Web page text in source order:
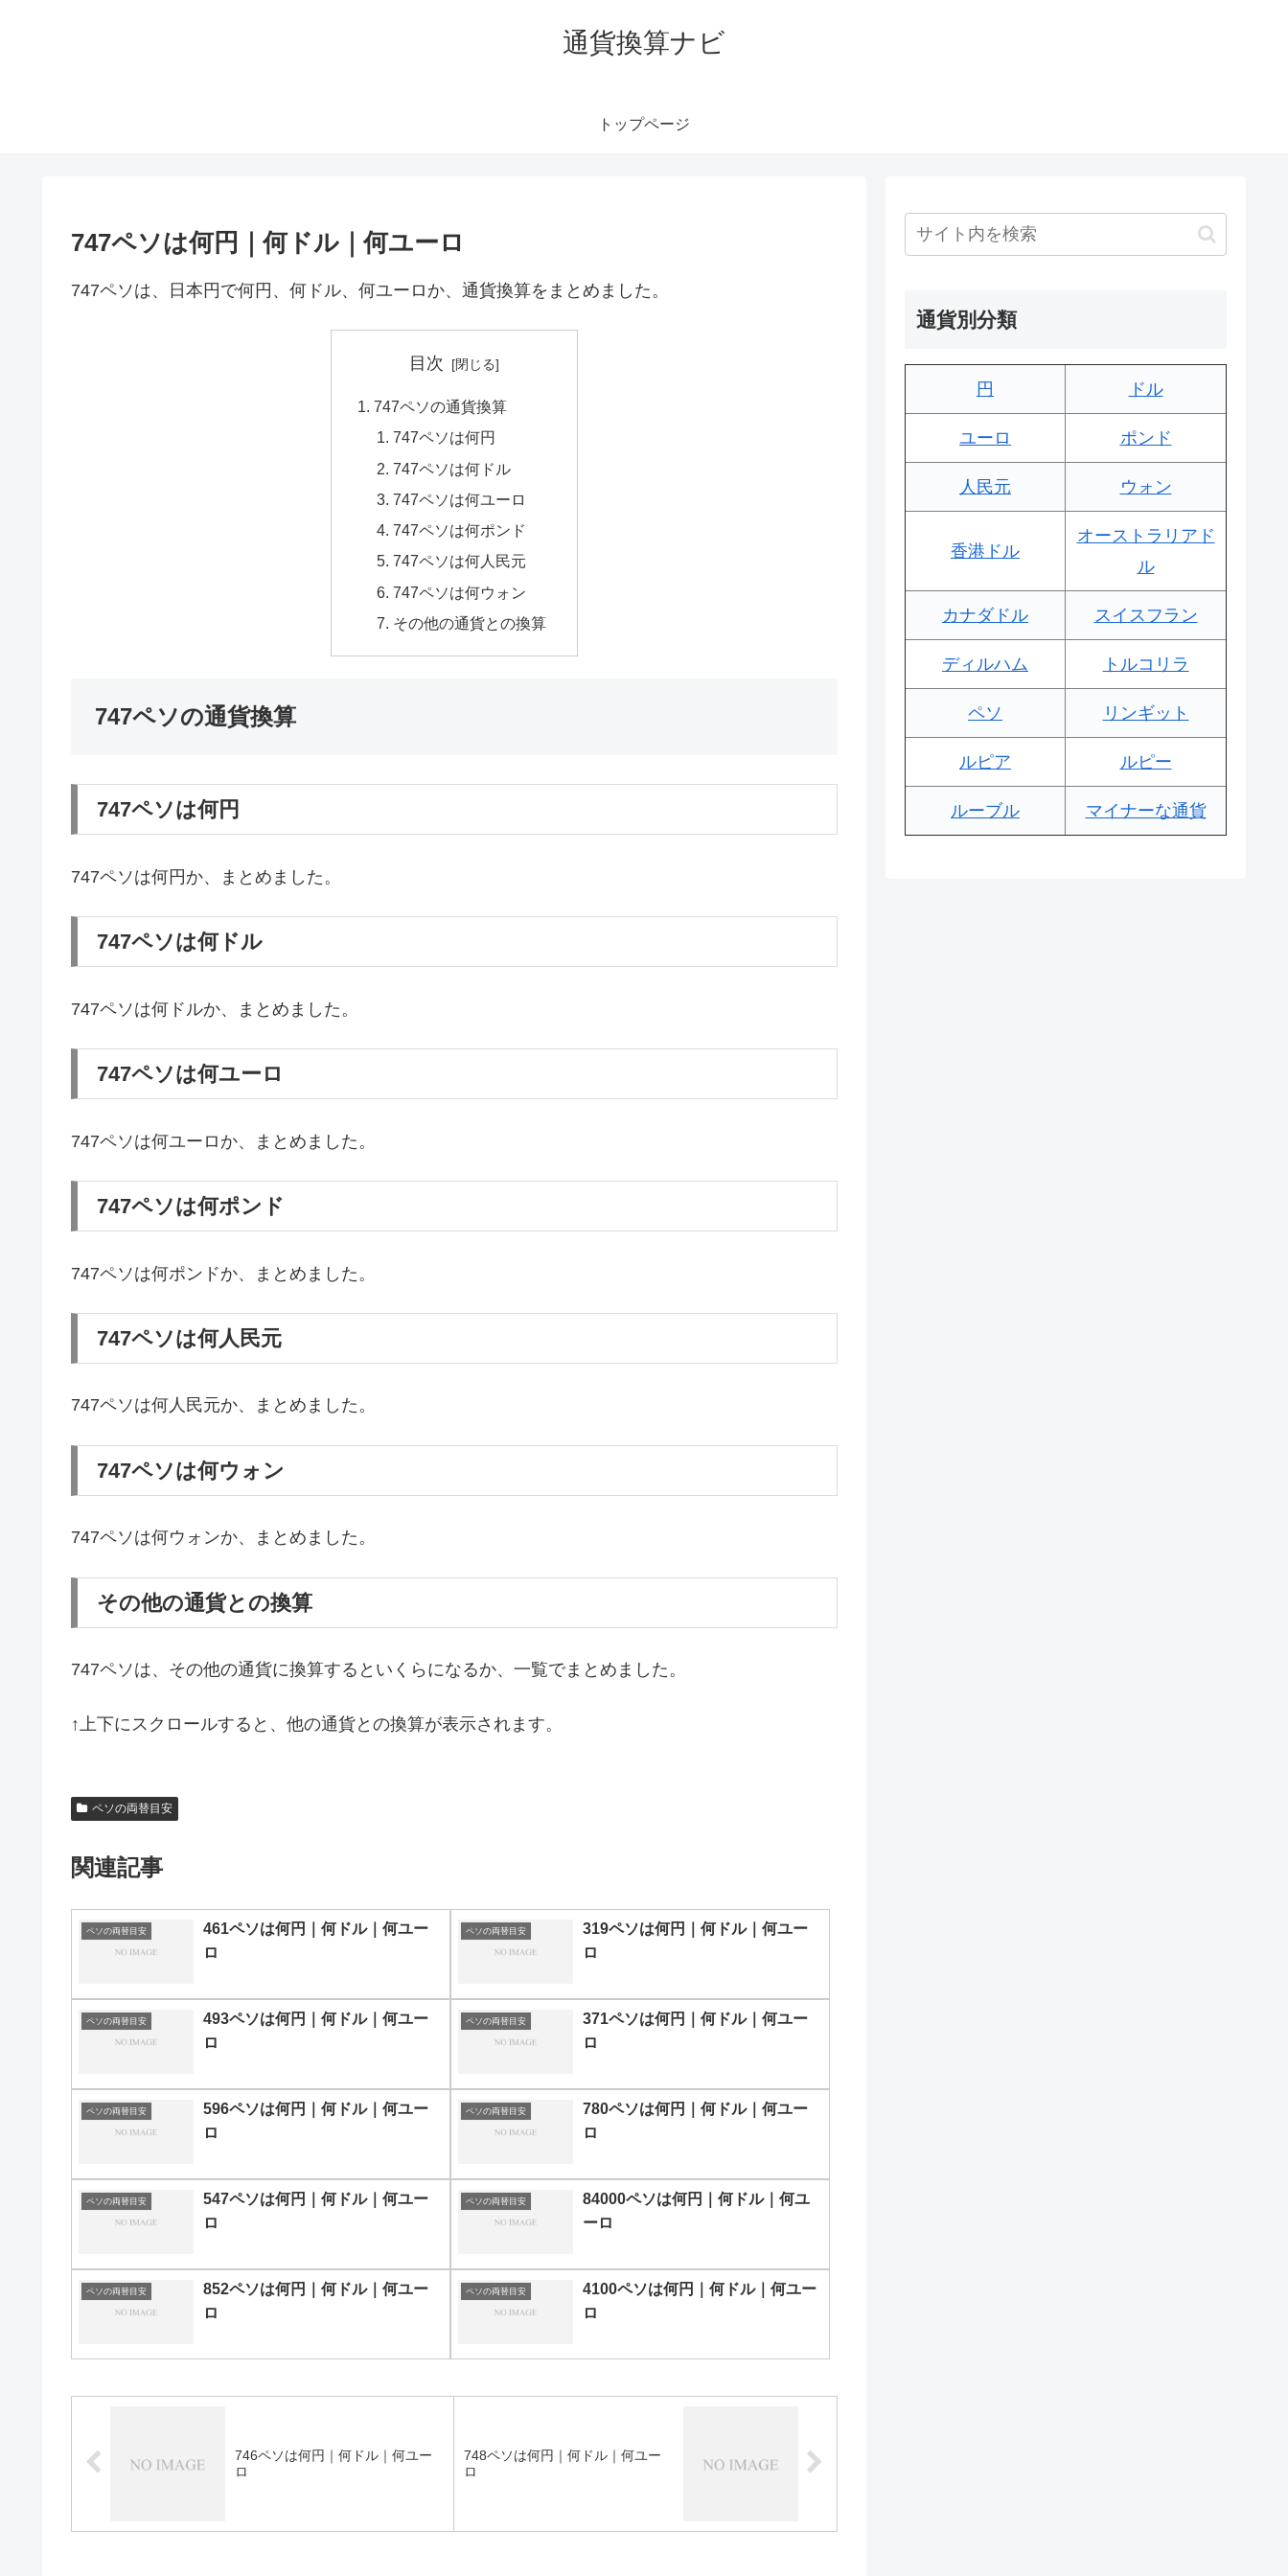
通貨換算ナビ
トップページ
747ペソは何円｜何ドル｜何ユーロ
747ペソは、日本円で何円、何ドル、何ユーロか、通貨換算をまとめました。
目次
747ペソの通貨換算
747ペソは何円
747ペソは何ドル
747ペソは何ユーロ
747ペソは何ポンド
747ペソは何人民元
747ペソは何ウォン
その他の通貨との換算
747ペソの通貨換算
747ペソは何円
747ペソは何円か、まとめました。
747ペソは何ドル
747ペソは何ドルか、まとめました。
747ペソは何ユーロ
747ペソは何ユーロか、まとめました。
747ペソは何ポンド
747ペソは何ポンドか、まとめました。
747ペソは何人民元
747ペソは何人民元か、まとめました。
747ペソは何ウォン
747ペソは何ウォンか、まとめました。
その他の通貨との換算
747ペソは、その他の通貨に換算するといくらになるか、一覧でまとめました。
↑上下にスクロールすると、他の通貨との換算が表示されます。
ペソの両替目安
関連記事
ペソの両替目安
461ペソは何円｜何ドル｜何ユー
ロ
ペソの両替目安
319ペソは何円｜何ドル｜何ユー
ロ
ペソの両替目安
493ペソは何円｜何ドル｜何ユー
ロ
ペソの両替目安
371ペソは何円｜何ドル｜何ユー
ロ
ペソの両替目安
596ペソは何円｜何ドル｜何ユー
ロ
ペソの両替目安
780ペソは何円｜何ドル｜何ユー
ロ
ペソの両替目安
547ペソは何円｜何ドル｜何ユー
ロ
ペソの両替目安
84000ペソは何円｜何ドル｜何ユ
ーロ
ペソの両替目安
852ペソは何円｜何ドル｜何ユー
ロ
ペソの両替目安
4100ペソは何円｜何ドル｜何ユー
ロ
746ペソは何円｜何ドル｜何ユー
ロ
748ペソは何円｜何ドル｜何ユー
ロ
通貨別分類
円 ドル
ユーロ ポンド
人民元 ウォン
香港ドル
オーストラリアド
ル
カナダドル スイスフラン
ディルハム トルコリラ
ペソ リンギット
ルピア ルピー
ルーブル マイナーな通貨